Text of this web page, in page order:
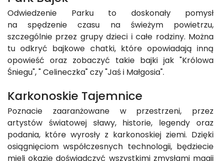
Odwiedzenie Parku to doskonały pomysł
na spędzenie czasu na świeżym powietrzu,
szczególnie przez grupy dzieci i całe rodziny. Można
tu odkryć bajkowe chatki, które opowiadają inną
opowieść oraz zobaczyć takie bajki jak "Królowa
Śniegu", " Celineczka" czy "Jaś i Małgosia".
Karkonoskie Tajemnice
Poznacie zaaranżowane w przestrzeni, przez
artystów światowej sławy, historie, legendy oraz
podania, które wyrosły z karkonoskiej ziemi. Dzięki
osiągnięciom współczesnych technologii, będziecie
mieli okazję doświadczyć wszystkimi zmysłami magii